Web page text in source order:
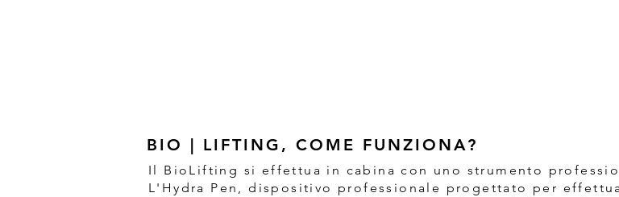
BIO | LIFTING, COME FUNZIONA?
Il BioLifting si effettua in cabina con uno strumento
L'Hydra Pen, dispositivo professionale progettato per